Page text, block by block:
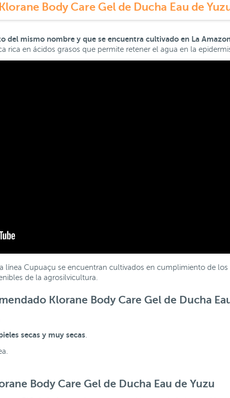
Body Care Gel de Ducha Eau de
del mismo nombre y que se encuentra cultivado en La
rica en ácidos grasos que permite retener el agua en la
línea Cupuaçu se encuentran cultivados en cumplimiento de
de la agrosilvicultura.
Klorane Body Care Gel de Ducha
secas y muy secas
Body Care Gel de Ducha Eau de Yuzu